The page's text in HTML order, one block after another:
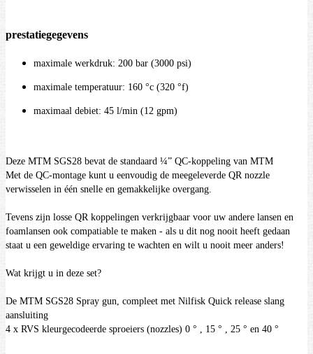
prestatiegegevens
maximale werkdruk: 200 bar (3000 psi)
maximale temperatuur: 160 °c (320 °f)
maximaal debiet: 45 l/min (12 gpm)
Deze MTM SGS28 bevat de standaard ¼” QC-koppeling van MTM
Met de QC-montage kunt u eenvoudig de meegeleverde QR nozzle
verwisselen in één snelle en gemakkelijke overgang.
Tevens zijn losse QR koppelingen verkrijgbaar voor uw andere lansen en
foamlansen ook compatiable te maken - als u dit nog nooit heeft gedaan
staat u een geweldige ervaring te wachten en wilt u nooit meer anders!
Wat krijgt u in deze set?
De MTM SGS28 Spray gun, compleet met Nilfisk Quick release slang
aansluiting
4 x RVS kleurgecodeerde sproeiers (nozzles) 0 ° , 15 ° , 25 ° en 40 °